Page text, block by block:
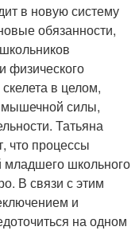
в новую систему
обязанности,
физического
в целом,
мышечной силы,
Татьяна
что процессы
младшего школьного
В связи с этим
и
на одном